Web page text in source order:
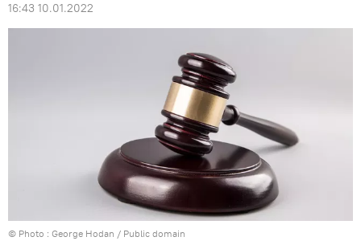
16:43 10.01.2022
© Photo : George Hodan / Public domain